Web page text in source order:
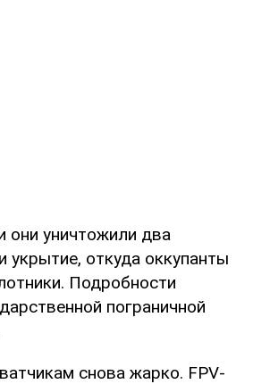
они уничтожили два
укрытие, откуда оккупанты
Подробности
пограничной
снова жарко. FPV-